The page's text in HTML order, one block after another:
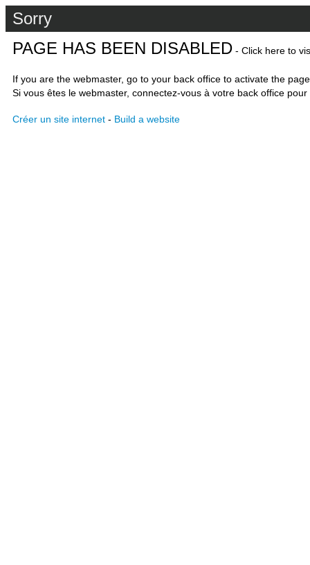
Sorry
PAGE HAS BEEN DISABLED - Click here to
If you are the webmaster, go to your back office to activate the
Si vous êtes le webmaster, connectez-vous à votre back office
Créer un site internet - Build a website